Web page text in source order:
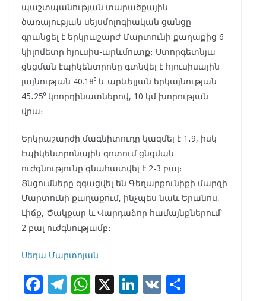
պաշտպանության տարածքային
ծառայության սեյսմոլոգիական ցանցը
գրանցել է երկրաշարժ Մարտունի քաղաքից 6
կիլոմետր հյուսիս-արևմուտք։ Ստորգետնյա
ցնցման էպիկենտրոնը գտնվել է հյուսիսային
լայնության 40.18⁰ և արևելյան երկայնության
45․25⁰ կոորդինատներով, 10 կմ խորության
վրա։
Երկրաշարժի մագնիտուդը կազմել է 1․9, իսկ
էպիկենտրոնային գոտում ցնցման
ուժգնությունը գնահատվել է 2-3 բալ։
Ցնցումները զգացվել են Գեղարքունիքի մարզի
Մարտունի քաղաքում, ինչպես նաև Երանոս,
Լիճք, Ծակքար և Վարդաձոր համայնքներում՝
2 բալ ուժգնությամբ։
Սեդա Մարտոյան
F T W X Li V